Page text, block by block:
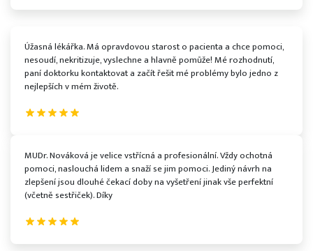
Úžasná lékářka. Má opravdovou starost o pacienta a chce pomoci,
nesoudí, nekritizuje, vyslechne a hlavně pomůže! Mé rozhodnutí,
paní doktorku kontaktovat a začít řešit mé problémy bylo jedno z
nejlepších v mém životě.
MUDr. Nováková je velice vstřícná a profesionální. Vždy ochotná
pomoci, naslouchá lidem a snaží se jim pomoci. Jediný návrh na
zlepšení jsou dlouhé čekací doby na vyšetření jinak vše perfektní
(včetně sestřiček). Díky